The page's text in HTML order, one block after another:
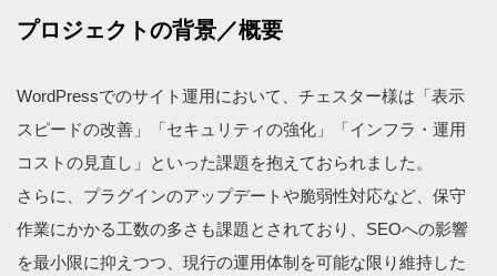
プロジェクトの背景／概要
WordPressでのサイト運用において、チェスター様は「表示
スピードの改善」「セキュリティの強化」「インフラ・運用
コストの見直し」といった課題を抱えておられました。
さらに、プラグインのアップデートや脆弱性対応など、保守
作業にかかる工数の多さも課題とされており、SEOへの影響
を最小限に抑えつつ、現行の運用体制を可能な限り維持した